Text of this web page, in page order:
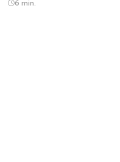
6 min.